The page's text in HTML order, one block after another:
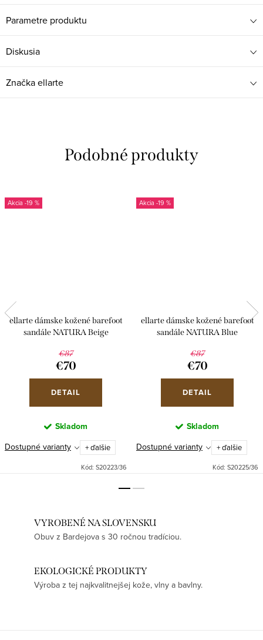
Parametre produktu
Diskusia
Značkaellarte
-19 %
ellarte dámske kožené barefoot
sandále NATURA Beige
€87
€70
DETAIL
Skladom
Dostupné varianty
+ ďalšie
Kód: S20223/36
-19 %
ellarte dámske kožené barefoot
sandále NATURA Blue
€87
€70
DETAIL
Skladom
Dostupné varianty
+ ďalšie
Kód: S20225/36
VYROBENÉ NA SLOVENSKU
Obuv z Bardejova s 30 ročnou tradíciou.
EKOLOGICKÉ PRODUKTY
Výroba z tej najkvalitnejšej kože, vlny a bavlny.